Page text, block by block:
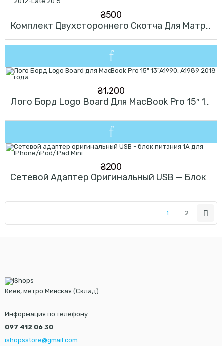
₴500
Комплект Двухстороннего Скотча Для Матрицы IMac 21.5″ Late 2012-Late 2015
₴1,200
Лого Борд Logo Board Для MacBook Pro 15″ 13″A1990, A1989 2018 Года
₴200
Сетевой Адаптер Оригинальный USB — Блок Питания 1A Для IPhone/iPod/iPad Mini
1 2
Киев, метро Минская (Склад)
Информация по телефону
097 412 06 30
ishopsstore@gmail.com